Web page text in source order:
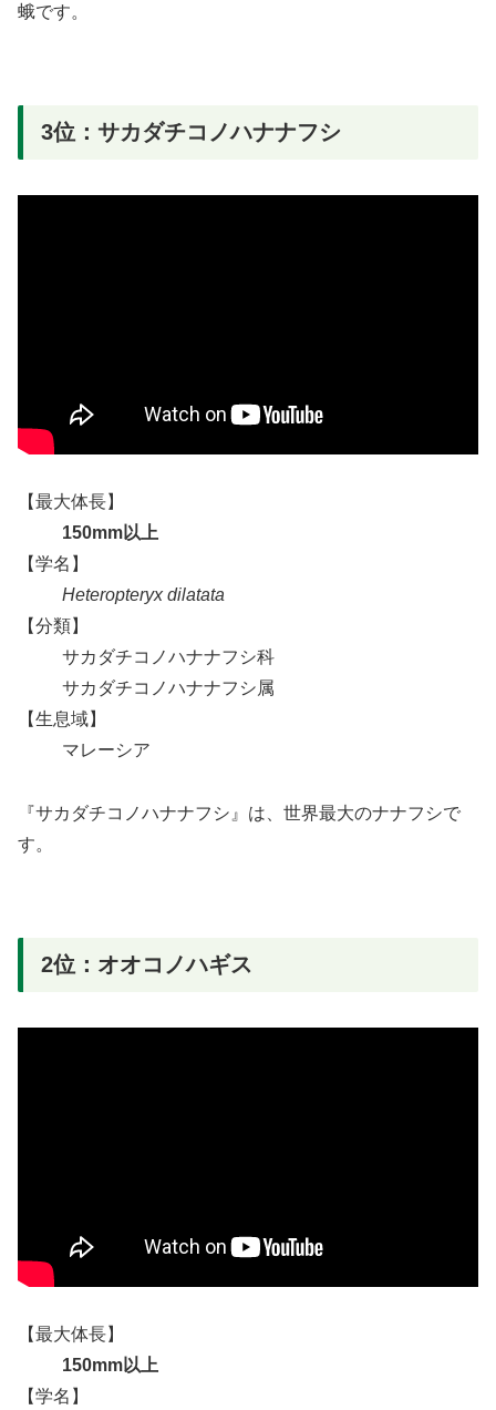
蛾です。
3位：サカダチコノハナナフシ
【最大体長】
150mm以上
【学名】
Heteropteryx dilatata
【分類】
サカダチコノハナナフシ科
サカダチコノハナナフシ属
【生息域】
マレーシア
『サカダチコノハナナフシ』は、世界最大のナナフシで
す。
2位：オオコノハギス
【最大体長】
150mm以上
【学名】